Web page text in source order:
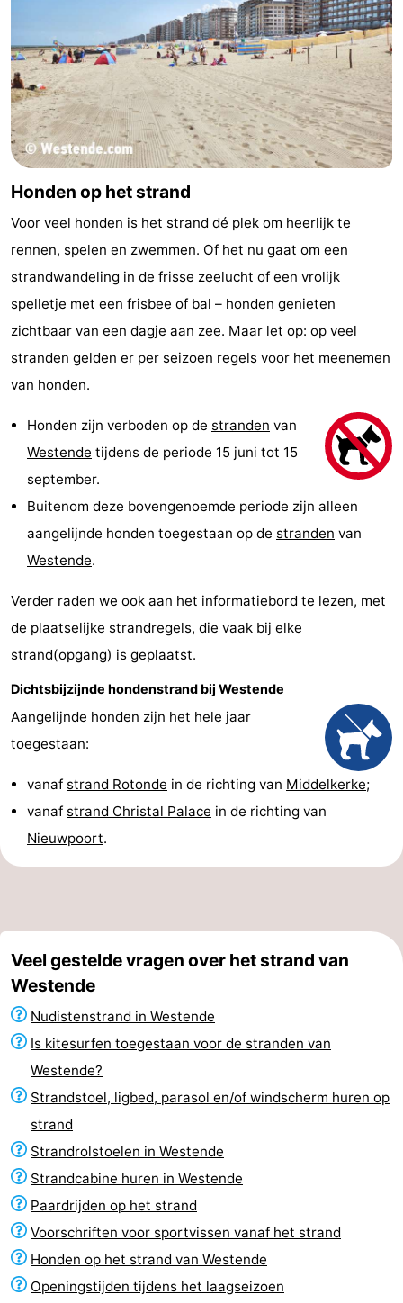
Honden op het strand
Voor veel honden is het strand dé plek om heerlijk te
rennen, spelen en zwemmen. Of het nu gaat om een
strandwandeling in de frisse zeelucht of een vrolijk
spelletje met een frisbee of bal – honden genieten
zichtbaar van een dagje aan zee. Maar let op: op veel
stranden gelden er per seizoen regels voor het meenemen
van honden.
Honden zijn verboden op de stranden van
Westende tijdens de periode 15 juni tot 15
september.
Buitenom deze bovengenoemde periode zijn alleen
aangelijnde honden toegestaan op de stranden van
Westende.
Verder raden we ook aan het informatiebord te lezen, met
de plaatselijke strandregels, die vaak bij elke
strand(opgang) is geplaatst.
Dichtsbijzijnde hondenstrand bij Westende
Aangelijnde honden zijn het hele jaar
toegestaan:
vanaf strand Rotonde in de richting van Middelkerke;
vanaf strand Christal Palace in de richting van
Nieuwpoort.
Veel gestelde vragen over het strand van
Westende
Nudistenstrand in Westende
Is kitesurfen toegestaan voor de stranden van
Westende?
Strandstoel, ligbed, parasol en/of windscherm huren op
strand
Strandrolstoelen in Westende
Strandcabine huren in Westende
Paardrijden op het strand
Voorschriften voor sportvissen vanaf het strand
Honden op het strand van Westende
Openingstijden tijdens het laagseizoen